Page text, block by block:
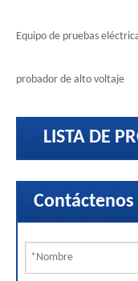
Equipo de pruebas
probador de alto voltaje
LISTA DE
Contáctenos